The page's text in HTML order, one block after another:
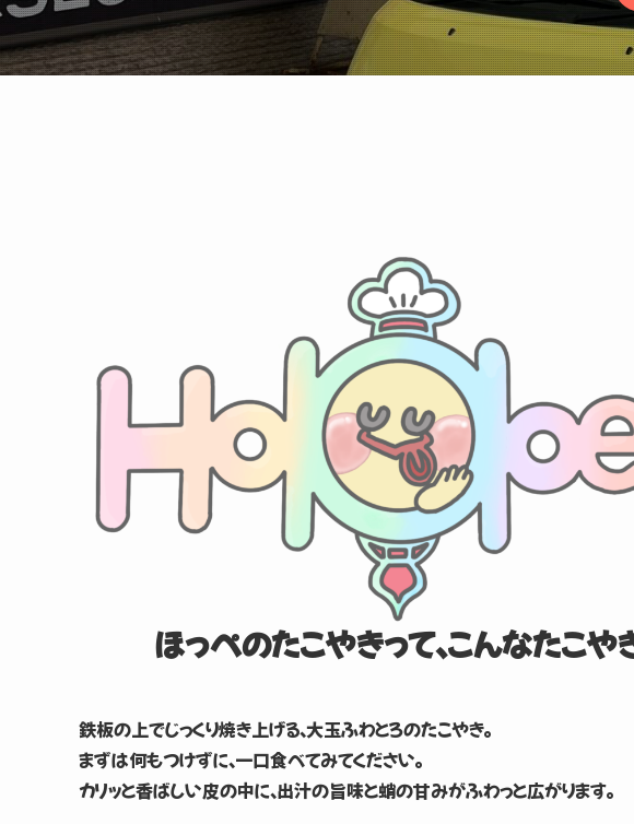
ほっぺのたこやきって、こんなたこや
鉄板の上でじっくり焼き上げる、大玉ふわとろのたこやき。
まずは何もつけずに、一口食べてみてください。
カリッと香ばしい皮の中に、出汁の旨味と蛸の甘みがふわっと広がります。